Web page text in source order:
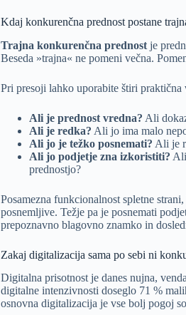
Kdaj konkurenčna prednost postane
Trajna konkurenčna prednost je
Beseda »trajna« ne pomeni večna.
Pri presoji lahko uporabite štiri praktična
Ali je prednost vredna? Ali
Ali je redka? Ali jo ima malo
Ali jo je težko posnemati? Ali je
Ali jo podjetje zna izkoristiti?
prednostjo?
Posamezna funkcionalnost spletne
posnemljive. Težje pa je posnemati
prepoznavno blagovno znamko in
Zakaj digitalizacija sama po sebi ni
Digitalna prisotnost je danes nujna,
digitalne intenzivnosti doseglo 71 %
osnovna digitalizacija je vse bolj pogoj